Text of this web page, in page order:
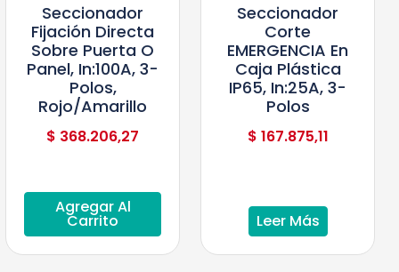
Seccionador
Fijación Directa
Sobre Puerta O
Panel, In:100A, 3-
Polos,
Rojo/Amarillo
$ 368.206,27
Agregar Al
Carrito
Seccionador
Corte
EMERGENCIA En
Caja Plástica
IP65, In:25A, 3-
Polos
$ 167.875,11
Leer Más